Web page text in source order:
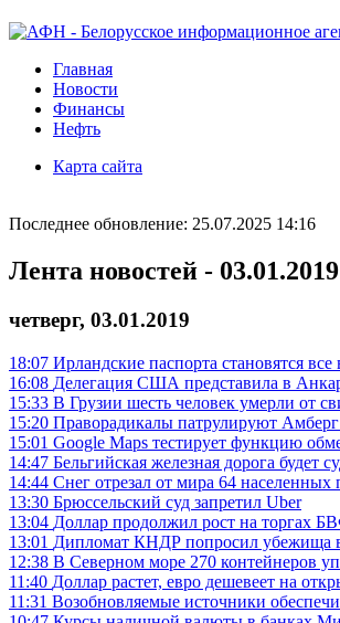
Главная
Новости
Финансы
Нефть
Карта сайта
Последнее обновление: 25.07.2025 14:16
Лента новостей - 03.01.2019
четверг, 03.01.2019
18:07 Ирландские паспорта становятся
16:08 Делегация США представила в
15:33 В Грузии шесть человек умерли от
15:20 Праворадикалы патрулируют
15:01 Google Maps тестирует функцию
14:47 Бельгийская железная дорога будет
14:44 Снег отрезал от мира 64 населенных
13:30 Брюссельский суд запретил Uber
13:04 Доллар продолжил рост на торгах
13:01 Дипломат КНДР попросил убежища
12:38 В Северном море 270 контейнеров
11:40 Доллар растет, евро дешевеет на
11:31 Возобновляемые источники